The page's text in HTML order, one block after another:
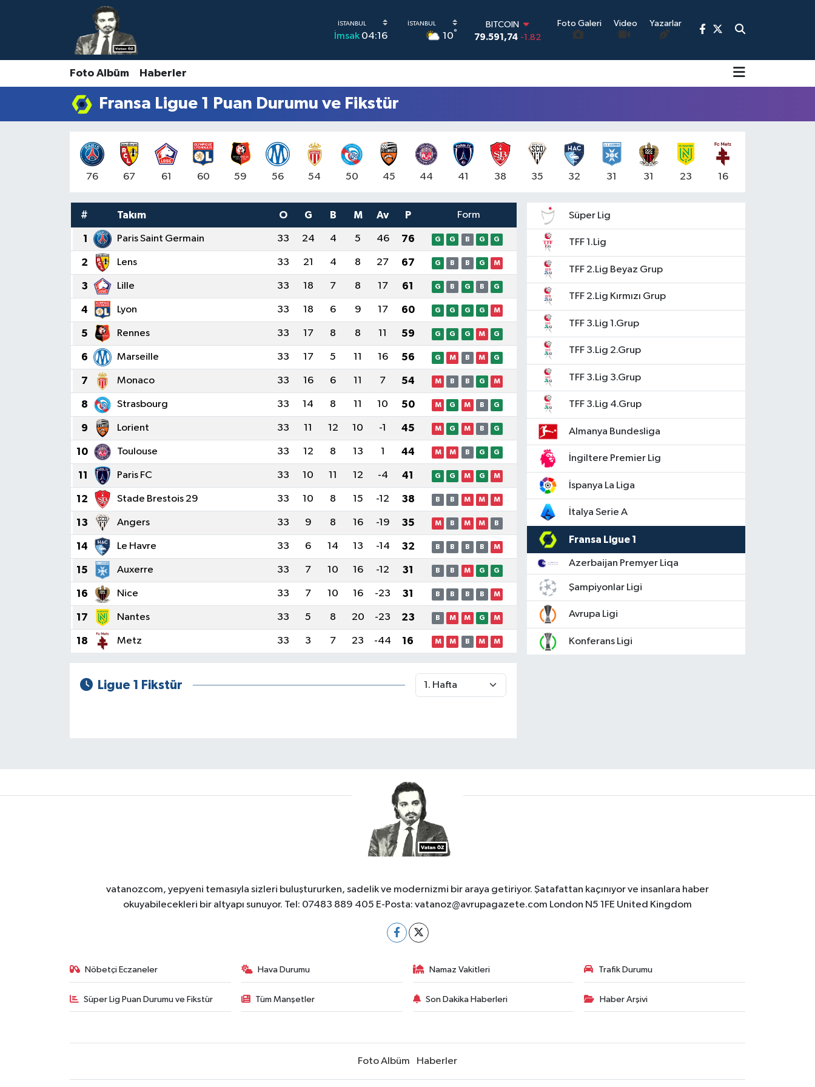
İmsak 04:16 10°
BITCOIN
79.591,74 -1.82
45,43620 0.02
53,38690 0.19
BİST100
14.598,00
Foto Galeri Video Yazarlar
Foto Albüm Haberler
Fransa Ligue 1 Puan Durumu ve Fikstür
76 67 61 60 59 56 54 50 45 44 41 38 35 32 31 31 23 16
# Takım O G B M Av P Form
1 Paris Saint Germain 33 24 4 5 46 76 G G B G G
2 Lens 33 21 4 8 27 67 G B B G M
3 Lille 33 18 7 8 17 61 G B G B G
4 Lyon 33 18 6 9 17 60 G G G G M
5 Rennes 33 17 8 8 11 59 G G G M G
6 Marseille 33 17 5 11 16 56 G M B M G
7 Monaco 33 16 6 11 7 54 M B B G M
8 Strasbourg 33 14 8 11 10 50 M G M B G
9 Lorient 33 11 12 10 -1 45 M G M B G
10 Toulouse 33 12 8 13 1 44 M M B G G
11 Paris FC 33 10 11 12 -4 41 G G M G M
12 Stade Brestois 29 33 10 8 15 -12 38 B B M M M
13 Angers 33 9 8 16 -19 35 M B M M B
14 Le Havre 33 6 14 13 -14 32 B B B B M
15 Auxerre 33 7 10 16 -12 31 B B M G G
16 Nice 33 7 10 16 -23 31 B B B B M
17 Nantes 33 5 8 20 -23 23 B M M G M
18 Metz 33 3 7 23 -44 16 M M B M M
Ligue 1 Fikstür
Süper Lig
TFF 1.Lig
TFF 2.Lig Beyaz Grup
TFF 2.Lig Kırmızı Grup
TFF 3.Lig 1.Grup
TFF 3.Lig 2.Grup
TFF 3.Lig 3.Grup
TFF 3.Lig 4.Grup
Almanya Bundesliga
İngiltere Premier Lig
İspanya La Liga
İtalya Serie A
Fransa Ligue 1
Azerbaijan Premyer Liqa
Şampiyonlar Ligi
Avrupa Ligi
Konferans Ligi
vatanozcom, yepyeni temasıyla sizleri buluştururken, sadelik ve modernizmi bir araya getiriyor. Şatafattan kaçınıyor ve insanlara haber
okuyabilecekleri bir altyapı sunuyor. Tel: 07483 889 405 E-Posta: vatanoz@avrupagazete.com London N5 1FE United Kingdom
Nöbetçi Eczaneler Hava Durumu Namaz Vakitleri Trafik Durumu
Süper Lig Puan Durumu ve Fikstür Tüm Manşetler Son Dakika Haberleri Haber Arşivi
Foto Albüm Haberler
Nöbetçi Eczaneler
Hava Durumu
Namaz Vakitleri
Süper Lig Puan Durumu ve Fikstür
Tüm Manşetler
Son Dakika Haberleri
Haber Arşivi